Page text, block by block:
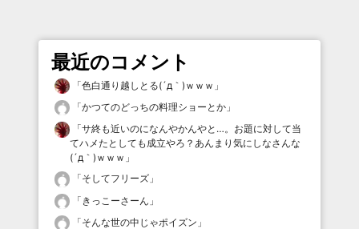
最近のコメント
「色白通り越しとる(´д｀)ｗｗｗ 」
「かつてのどっちの料理ショーとか 」
「サ終も近いのになんやかんやと…。お題に対して当
てハメたとしても成立やろ？あんまり気にしなさんな
(´д｀)ｗｗｗ 」
「そしてフリーズ 」
「 きっこーさーん 」
「そんな世の中じゃポイズン 」